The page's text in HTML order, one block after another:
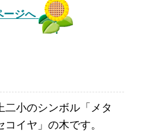
ージへ
二小のシンボル「メタ
コイヤ」の木です。